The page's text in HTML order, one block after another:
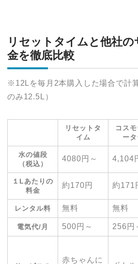
リセットタイムと他社
金を徹底比較
※12Lを毎月2本購入した場合で計
のみ12.5L）
リセットタ
イム
コスモ
ー
水の値段
（税込）
4080円～ 4,104
１Lあたりの
料金
約170円 約171
レンタル料 無料 無料
電気代/月 500円～ 256円
赤ちゃんに